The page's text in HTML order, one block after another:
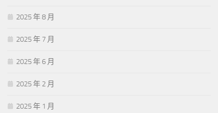
2025 年 8 月
2025 年 7 月
2025 年 6 月
2025 年 2 月
2025 年 1 月